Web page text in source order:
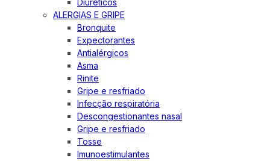
Diuréticos
ALERGIAS E GRIPE
Bronquite
Expectorantes
Antialérgicos
Asma
Rinite
Gripe e resfriado
Infecção respiratória
Descongestionantes nasal
Gripe e resfriado
Tosse
Imunoestimulantes